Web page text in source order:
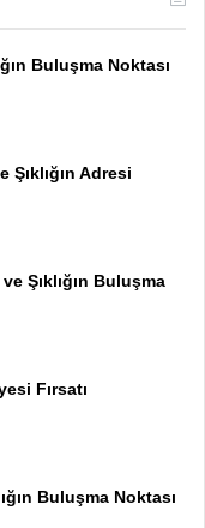
Buluşma Noktası
Adresi
Şıklığın Buluşma
Fırsatı
Buluşma Noktası